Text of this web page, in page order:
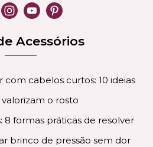
Acessórios
com cabelos curtos: 10 ideias
o rosto
8 formas práticas de resolver
brinco de pressão sem dor